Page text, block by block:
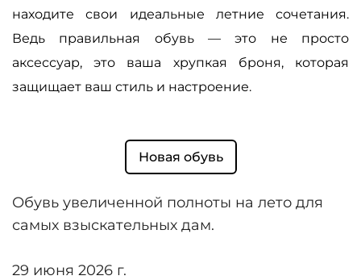
находите свои идеальные летние сочетания.
Ведь правильная обувь — это не просто
аксессуар, это ваша хрупкая броня, которая
защищает ваш стиль и настроение.
Новая обувь
Обувь увеличенной полноты на лето для
самых взыскательных дам.
29 июня 2026 г.